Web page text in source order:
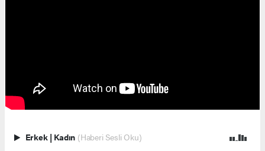
Erkek | Kadın (Haberi Sesli Oku)